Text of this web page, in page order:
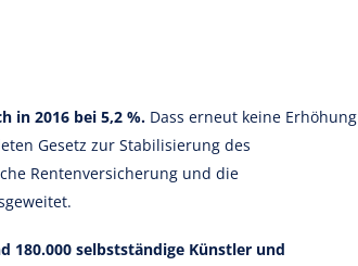
in 2016 bei 5,2 %. Dass erneut keine Erhöhung
Gesetz zur Stabilisierung des
Rentenversicherung und die
180.000 selbstständige Künstler und